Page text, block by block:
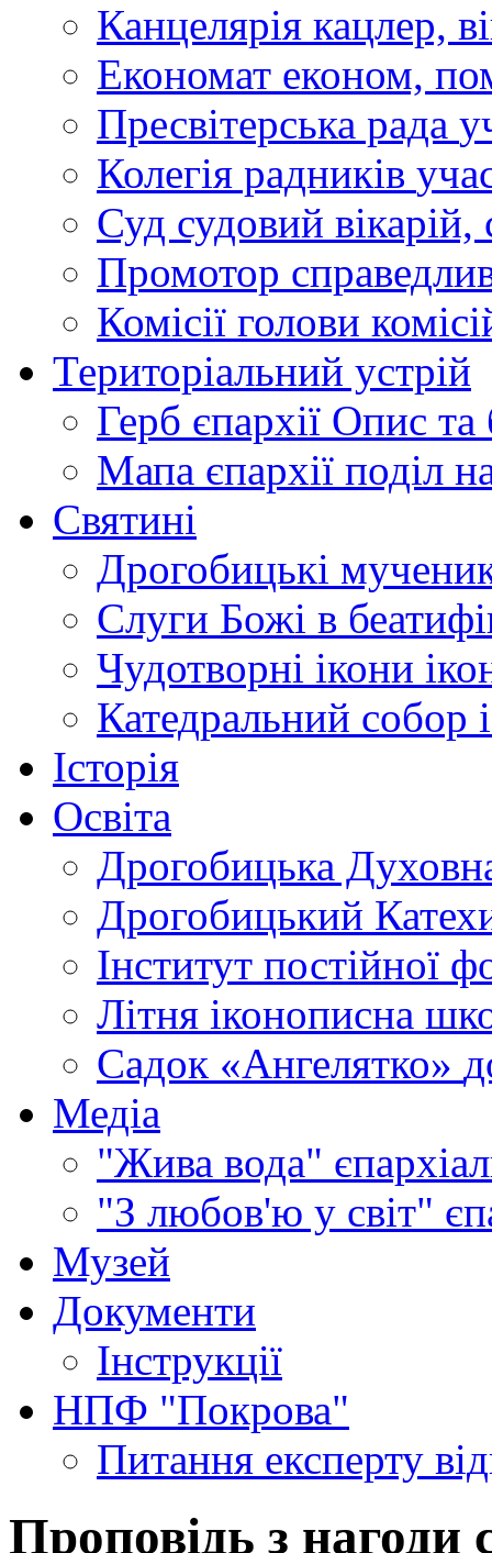
Канцелярія кацлер,
Економат економ,
Пресвітерська рада
Колегія радників
Суд судовий вікарій,
Промотор
Комісії голови
Територіальний устрій
Герб єпархії Опис та
Мапа єпархії поділ
Святині
Дрогобицькі
Слуги Божі в
Чудотворні ікони
Катедральний собор
Історія
Освіта
Дрогобицька
Дрогобицький
Інститут постійної
Літня іконописна
Садок «Ангелятко»
Медіа
"Жива вода"
"З любов'ю у світ"
Музей
Документи
Інструкції
НПФ "Покрова"
Питання експерту
Проповідь з нагоди